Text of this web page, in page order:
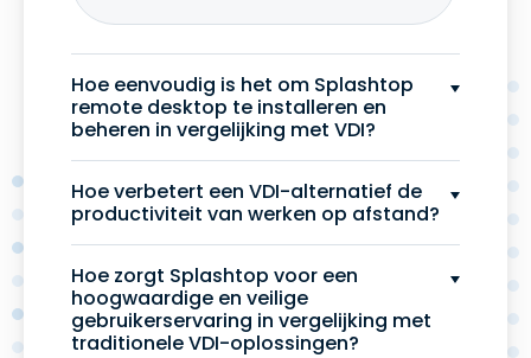
Hoe eenvoudig is het om Splashtop
remote desktop te installeren en
beheren in vergelijking met VDI?
Hoe verbetert een VDI-alternatief de
productiviteit van werken op afstand?
Hoe zorgt Splashtop voor een
hoogwaardige en veilige
gebruikerservaring in vergelijking met
traditionele VDI-oplossingen?